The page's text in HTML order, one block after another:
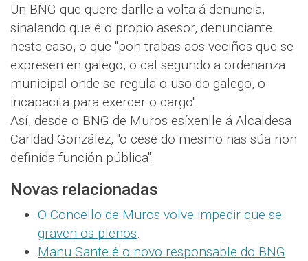
Un BNG que quere darlle a volta á denuncia,
sinalando que é o propio asesor, denunciante
neste caso, o que "pon trabas aos veciños que se
expresen en galego, o cal segundo a ordenanza
municipal onde se regula o uso do galego, o
incapacita para exercer o cargo".
Así, desde o BNG de Muros esíxenlle á Alcaldesa
Caridad González, "o cese do mesmo nas súa non
definida función pública".
Novas relacionadas
O Concello de Muros volve impedir que se
graven os plenos.
Manu Sante é o novo responsable do BNG